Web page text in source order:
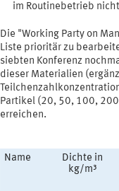
im Routinebetrieb
Die "Working Party on
Liste prioritär zu
siebten Konferenz
dieser Materialien
Partikel (20, 50, 100,
erreichen.
Name
Dichte in
kg/m³